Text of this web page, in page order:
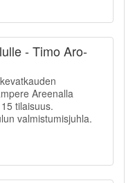
- Timo Aro-
Areenalla
tilaisuus.
valmistumisjuhla.